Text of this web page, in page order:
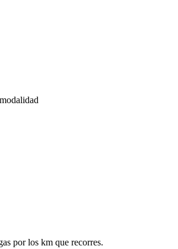
por los km que recorres.